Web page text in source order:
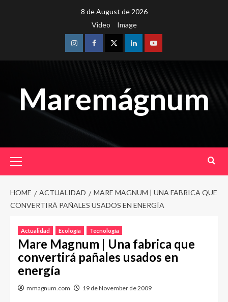
8 de August de 2026
Video
Image
InstagramFacebookTwitterLinkedinYoutube
Maremágnum
Menu
HOME ACTUALIDAD
MARE MAGNUM | UNA FABRICA QUE
CONVERTIRÁ PAÑALES USADOS EN ENERGÍA
Actualidad Ecología Tecnología
Mare Magnum | Una fabrica que
convertirá pañales usados en
energía
mmagnum.com 19 de November de 2009